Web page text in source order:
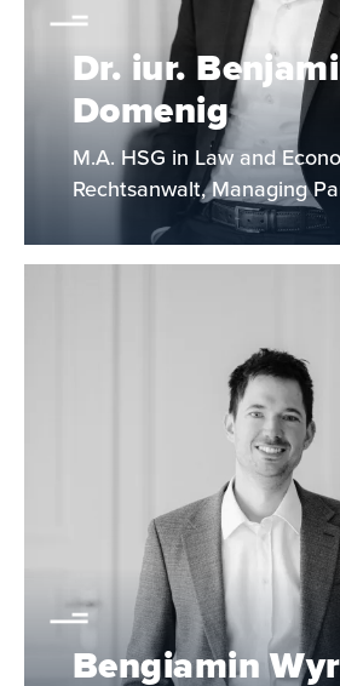
Dr. iur.
Domenig
M.A. HSG in Law and
Rechtsanwalt, Managing
Bengiamin